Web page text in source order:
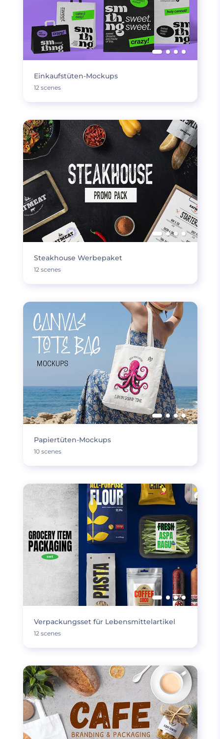
Einkaufstüten-Mockups
12 scenes
Steakhouse Werbepaket
12 scenes
Papiertüten-Mockups
10 scenes
Verpackungsset für Lebensmittelartikel
12 scenes